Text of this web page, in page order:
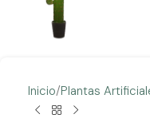
Inicio Plantas